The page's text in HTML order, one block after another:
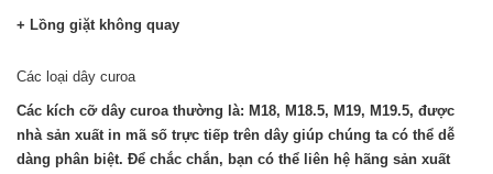
+ Lồng giặt không quay
Các loại dây curoa
Các kích cỡ dây curoa thường là: M18, M18.5, M19, M19.5, được
nhà sản xuất in mã số trực tiếp trên dây giúp chúng ta có thể dễ
dàng phân biệt. Để chắc chắn, bạn có thể liên hệ hãng sản xuất